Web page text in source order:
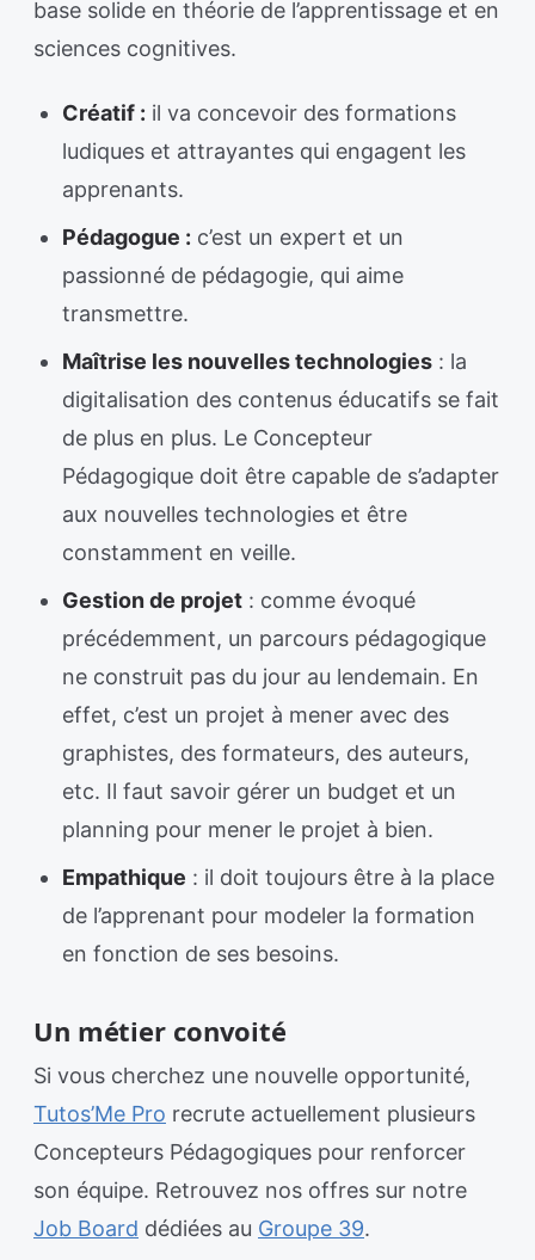
base solide en théorie de l’apprentissage et en
sciences cognitives.
Créatif : il va concevoir des formations
ludiques et attrayantes qui engagent les
apprenants.
Pédagogue : c’est un expert et un
passionné de pédagogie, qui aime
transmettre.
Maîtrise les nouvelles technologies : la
digitalisation des contenus éducatifs se fait
de plus en plus. Le Concepteur
Pédagogique doit être capable de s’adapter
aux nouvelles technologies et être
constamment en veille.
Gestion de projet : comme évoqué
précédemment, un parcours pédagogique
ne construit pas du jour au lendemain. En
effet, c’est un projet à mener avec des
graphistes, des formateurs, des auteurs,
etc. Il faut savoir gérer un budget et un
planning pour mener le projet à bien.
Empathique : il doit toujours être à la place
de l’apprenant pour modeler la formation
en fonction de ses besoins.
Un métier convoité
Si vous cherchez une nouvelle opportunité,
Tutos’Me Pro recrute actuellement plusieurs
Concepteurs Pédagogiques pour renforcer
son équipe. Retrouvez nos offres sur notre
Job Board dédiées au Groupe 39.